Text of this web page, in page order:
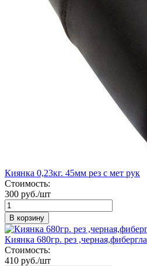
Киянка 0,23кг. 45мм рез с мет рук
Стоимость:
300 руб./шт
В корзину
Киянка 680гр. рез
Стоимость:
410 руб./шт